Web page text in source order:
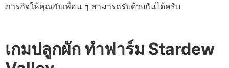
ภารกิจให้คุณกับเพื่อน ๆ สามารถรับด้วยกันได้ครับ
เกมปลูกผัก ทําฟาร์ม Stardew